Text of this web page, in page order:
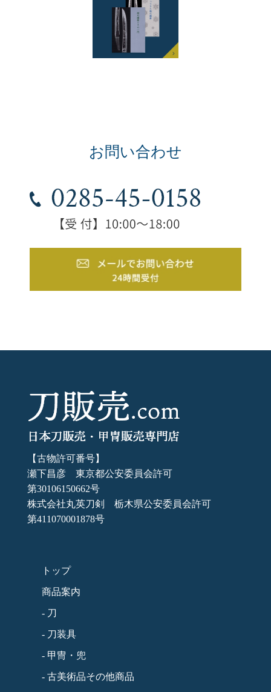
お問い合わせ
【古物許可番号】
瀬下昌彦 東京都公安委員会許可
第30106150662号
株式会社丸英刀剣 栃木県公安委員会許可
第411070001878号
トップ
商品案内
- 刀
- 刀装具
- 甲冑・兜
- 古美術品その他商品